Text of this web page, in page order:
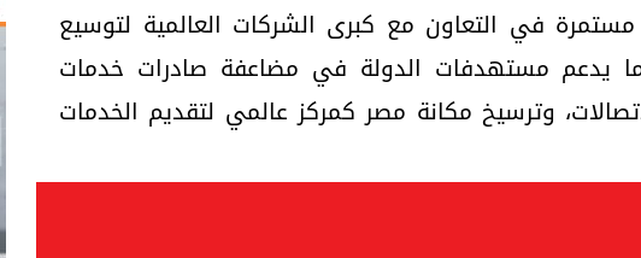
مستمرة في التعاون مع كبرى الشركات العالمية لتوسيع
يدعم مستهدفات الدولة في مضاعفة صادرات خدمات
وترسيخ مكانة مصر كمركز عالمي لتقديم الخدمات